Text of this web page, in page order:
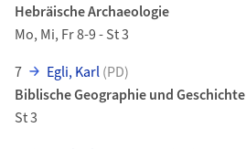
Hebräische Archaeologie
Mo, Mi, Fr 8-9 - St 3
7
Egli, Karl(PD)
Biblische Geographie und Geschichte
St 3